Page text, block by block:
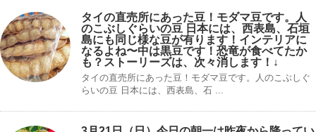
タイの直売所にあった豆！モダマ豆です。人
のこぶしぐらいの豆 日本には、西表島、石垣
島にも同じ様な豆が有ります！インテリアに
なるよね〜中は黒豆です！恐竜が食べてたか
も？ストーリーズは、次々消します！↓
タイの直売所にあった豆！モダマ豆です。人のこぶしぐ
らいの豆 日本には、西表島、石 ...